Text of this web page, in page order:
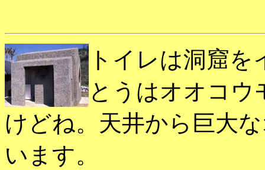
トイレは洞窟
とうはオオコウ
けどね。天井から巨大
います。